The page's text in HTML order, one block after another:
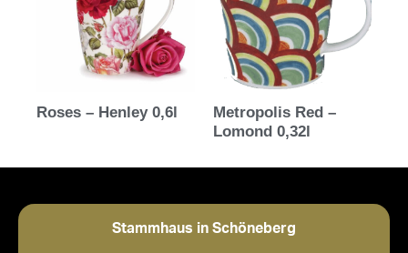
Roses – Henley 0,6l
Metropolis Red –
Lomond 0,32l
Stammhaus in Schöneberg